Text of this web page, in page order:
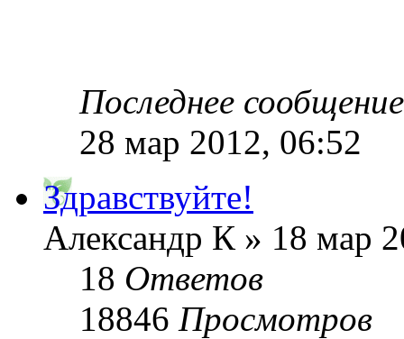
Последнее
28 мар 2012, 06:52
Здравствуйте!
Александр К » 18 мар
18 Ответов
18846 Просмотров